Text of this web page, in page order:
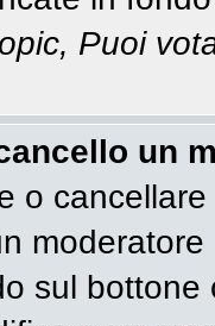
Puoi
un
o
sul